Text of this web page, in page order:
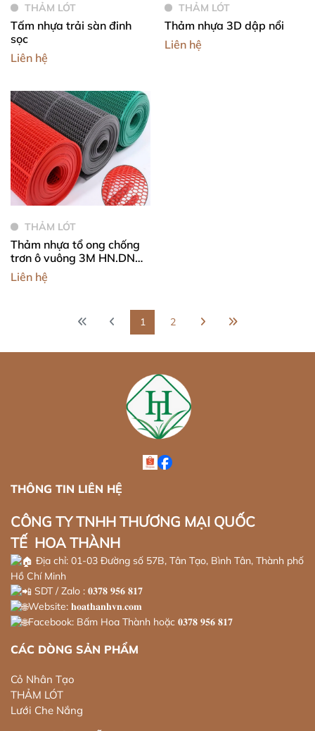
THẢM LÓT
Tấm nhựa trải sàn đinh
sọc
Liên hệ
THẢM LÓT
Thảm nhựa 3D dập nổi
Liên hệ
THẢM LÓT
Thảm nhựa tổ ong chống
trơn ô vuông 3M HN.DNG-
005
Liên hệ
1 2
THÔNG TIN LIÊN HỆ
CÔNG TY TNHH THƯƠNG MẠI QUỐC
TẾ HOA THÀNH
Địa chỉ: 01-03 Đường số 57B, Tân Tạo, Bình Tân, Thành phố
Hồ Chí Minh
SDT / Zalo : 𝟎𝟑𝟕𝟖 𝟗𝟓𝟔 𝟖𝟏𝟕
Website: 𝐡𝐨𝐚𝐭𝐡𝐚𝐧𝐡𝐯𝐧.𝐜𝐨𝐦
Facebook: Bấm Hoa Thành hoặc 𝟎𝟑𝟕𝟖 𝟗𝟓𝟔 𝟖𝟏𝟕
CÁC DÒNG SẢN PHẨM
Cỏ Nhân Tạo
THẢM LÓT
Lưới Che Nắng